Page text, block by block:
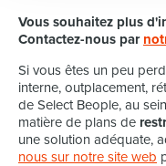
Vous souhaitez plus
Contactez-nous par
Si vous êtes un peu
interne, outplacement,
de Select Beople, au
matière de plans de
une solution adéquate,
nous sur notre site web